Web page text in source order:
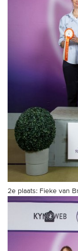
2e plaats: Fieke van